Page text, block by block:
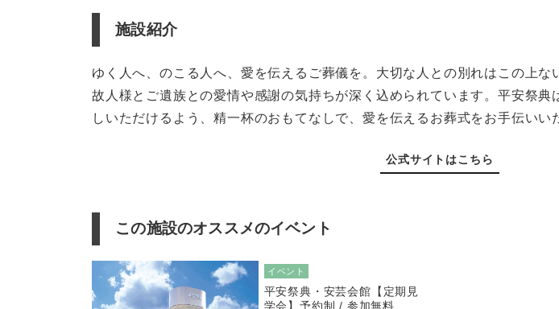
施設紹介
ゆく人へ、のこる人へ、愛を伝えるご葬儀を。大切な人との別れはこの上な
故人様とご遺族との愛情や感謝の気持ちが深く込められています。平安祭
しいただけるよう、精一杯のおもてなしで、愛を伝えるお葬式をお手伝いい
公式サイトはこちら
この施設のオススメのイベント
イベント
平安祭典・安芸会館【定期見
学会】予約制 / 参加無料